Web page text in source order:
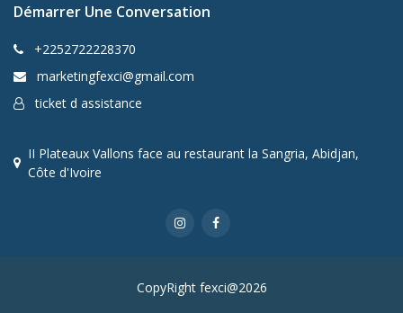
Démarrer Une Conversation
+2252722228370
marketingfexci@gmail.com
ticket d assistance
II Plateaux Vallons face au restaurant la Sangria, Abidjan,
Côte d'Ivoire
CopyRight fexci@2026